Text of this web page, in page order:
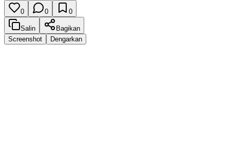
0 0 0
Salin
Bagikan
Screenshot
Dengarkan